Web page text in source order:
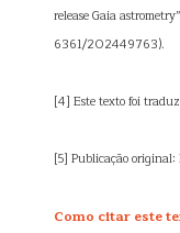
release Gaia
6361/202449763).
[4] Este texto foi
[5] Publicação
Como citar este